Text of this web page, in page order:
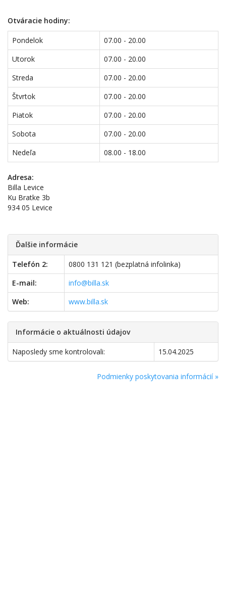
Otváracie hodiny:
Pondelok
07.00 - 20.00
Utorok
07.00 - 20.00
Streda
07.00 - 20.00
Štvrtok
07.00 - 20.00
Piatok
07.00 - 20.00
Sobota
07.00 - 20.00
Nedeľa
08.00 - 18.00
Adresa:
Billa Levice
Ku Bratke 3b
934 05 Levice
Ďalšie informácie
Telefón 2:
0800 131 121 (bezplatná infolinka)
E-mail:
info@billa.sk
Web:
www.billa.sk
Informácie o aktuálnosti údajov
Naposledy sme kontrolovali: 15.04.2025
Podmienky poskytovania informácií »